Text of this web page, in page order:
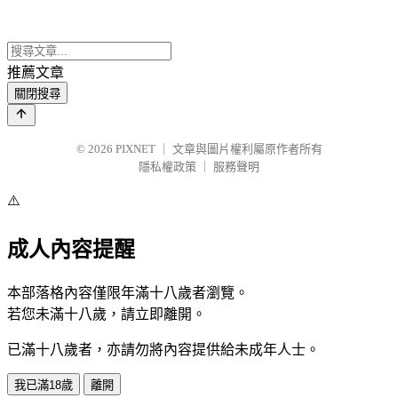
推薦文章
關閉搜尋
© 2026 PIXNET
文章與圖片權利屬原作者所有
隱私權政策
服務聲明
⚠️
成人內容提醒
本部落格內容僅限年滿十八歲者瀏覽。
若您未滿十八歲，請立即離開。
已滿十八歲者，亦請勿將內容提供給未成年人士。
我已滿18歲 離開